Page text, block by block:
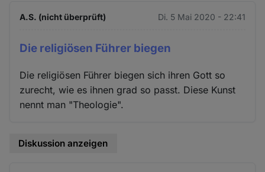
A.S. (nicht überprüft) Di. 5 Mai 2020 - 22:41
Die religiösen Führer biegen
Die religiösen Führer biegen sich ihren Gott so
zurecht, wie es ihnen grad so passt. Diese Kunst
nennt man "Theologie".
Diskussion anzeigen